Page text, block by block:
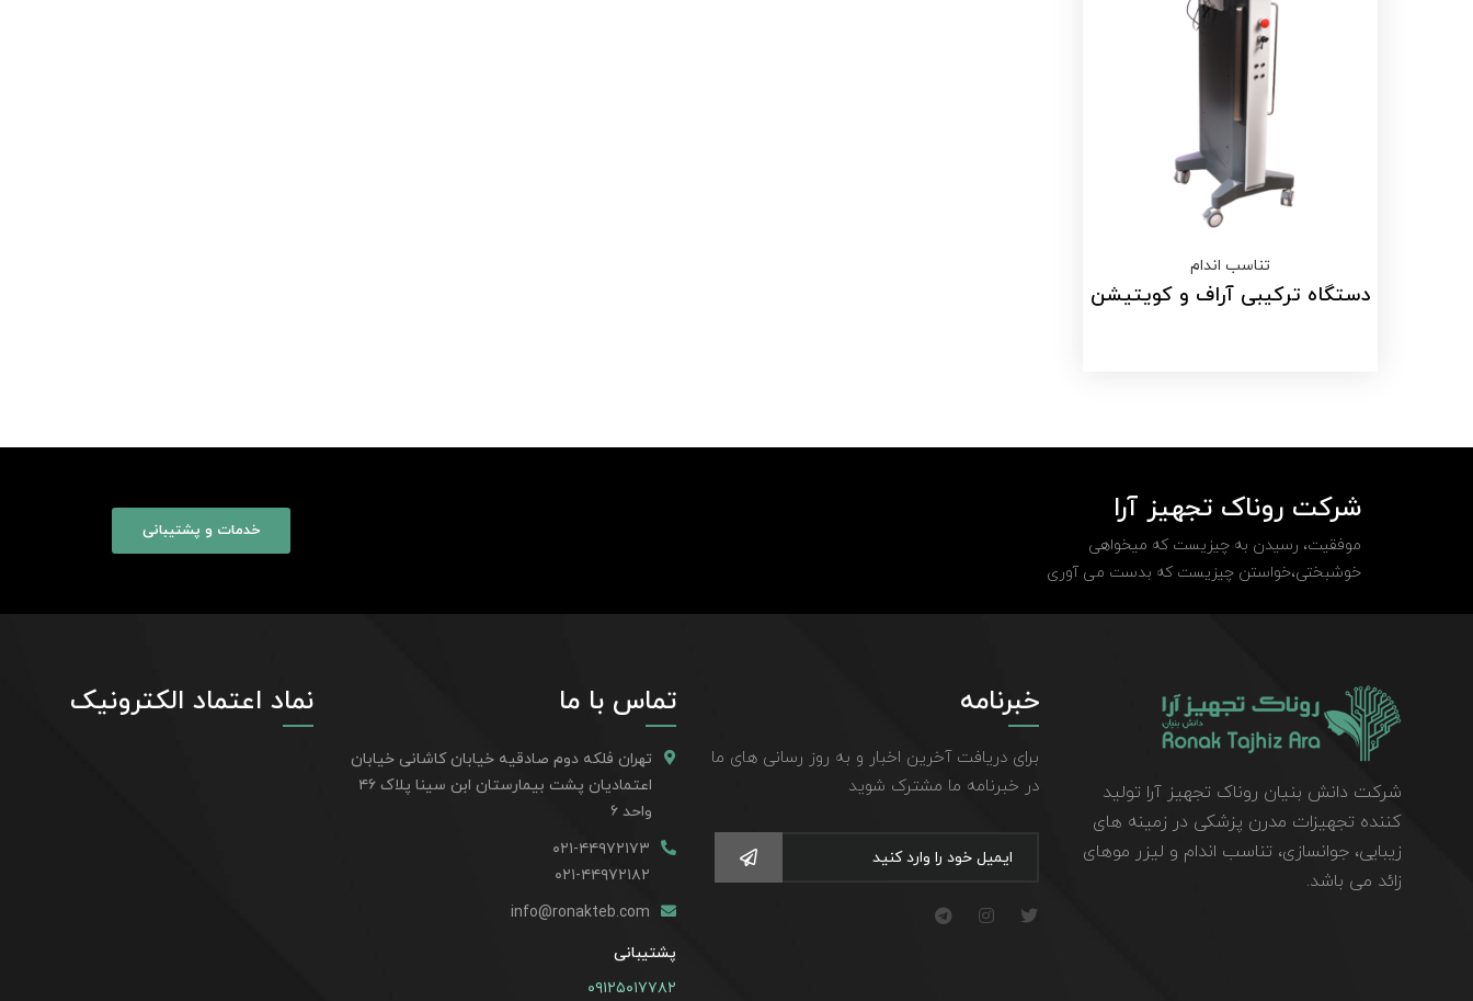
تناسب اندام
دستگاه ترکیبی آراف و کویتیشن
شرکت روناک تجهیز آرا
موفقیت، رسیدن به چیزیست که میخواهی
خوشبختی،خواستن چیزیست که بدست می آوری
خدمات و پشتیبانی
شرکت دانش بنیان روناک تجهیز آرا تولید
کننده تجهیزات مدرن پزشکی در زمینه های
زیبایی، جوانسازی، تناسب اندام و لیزر موهای
زائد می باشد.
خبرنامه
برای دریافت آخرین اخبار و به روز رسانی های ما
در خبرنامه ما مشترک شوید
تماس با ما
تهران فلکه دوم صادقیه خیابان کاشانی خیابان
اعتمادیان پشت بیمارستان ابن سینا پلاک ۴۶
واحد ۶
۰۲۱-۴۴۹۷۲۱۷۳
۰۲۱-۴۴۹۷۲۱۸۲
info@ronakteb.com
پشتیبانی
۰۹۱۲۵۰۱۷۷۸۲
نماد اعتماد الکترونیک